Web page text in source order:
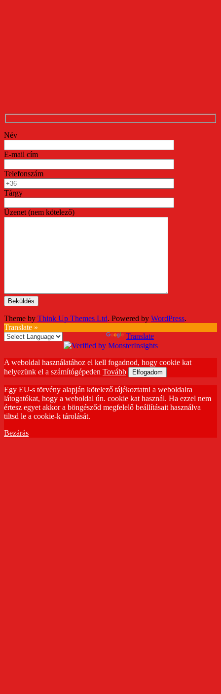
Név
E-mail cím
Telefonszám
Tárgy
Üzenet (nem kötelező)
Theme by Think Up Themes Ltd. Powered by WordPress.
Translate »
Translate
A weboldal használatához el kell fogadnod, hogy cookie kat
helyezünk el a számítógépeden Tovább Elfogadom
Egy EU-s törvény alapján kötelező tájékoztatni a weboldalra
látogatókat, hogy a weboldal ún. cookie kat használ. Ha ezzel nem
értesz egyet akkor a böngésződ megfelelő beállításait használva
tiltsd le a cookie-k tárolását.
Bezárás